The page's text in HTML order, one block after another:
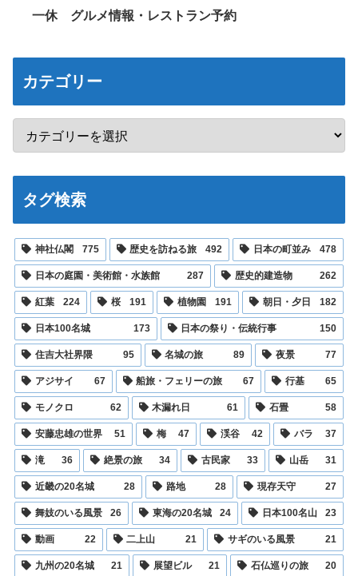
一休 グルメ情報・レストラン予約
カテゴリー
タグ検索
神社仏閣 775 歴史を訪ねる旅 492 日本の町並み 478
日本の庭園・美術館・水族館 287 歴史的建造物 262
紅葉 224 桜 191 植物園 191 朝日・夕日 182
日本100名城 173 日本の祭り・伝統行事 150
住吉大社界隈 95 名城の旅 89 夜景 77
アジサイ 67 船旅・フェリーの旅 67 行基 65
モノクロ 62 木漏れ日 61 石畳 58
安藤忠雄の世界 51 梅 47 渓谷 42 バラ 37
滝 36 絶景の旅 34 古民家 33 山岳 31
近畿の20名城 28 路地 28 現存天守 27
舞妓のいる風景 26 東海の20名城 24 日本100名山 23
動画 22 二上山 21 サギのいる風景 21
九州の20名城 21 展望ビル 21 石仏巡りの旅 20